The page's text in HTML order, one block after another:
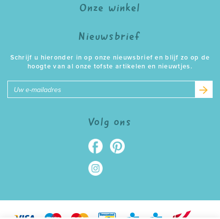
Onze winkel
Nieuwsbrief
Schrijf u hieronder in op onze nieuwsbrief en blijf zo op de
hoogte van al onze tofste artikelen en nieuwtjes.
Volg ons